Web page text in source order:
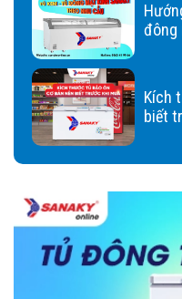
đông
Kích
biết